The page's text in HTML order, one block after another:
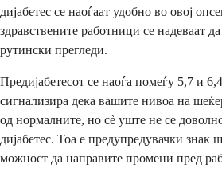
дијабетес се наоѓаат удобно во овој
здравствените работници се надеваат
рутински прегледи.
Предијабетесот се наоѓа помеѓу 5,7 и
сигнализира дека вашите нивоа на
од нормалните, но сè уште не се
дијабетес. Тоа е предупредувачки знак
можност да направите промени пред